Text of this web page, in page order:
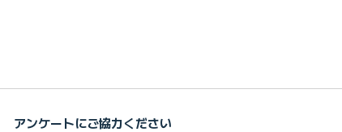
アンケートにご協力ください